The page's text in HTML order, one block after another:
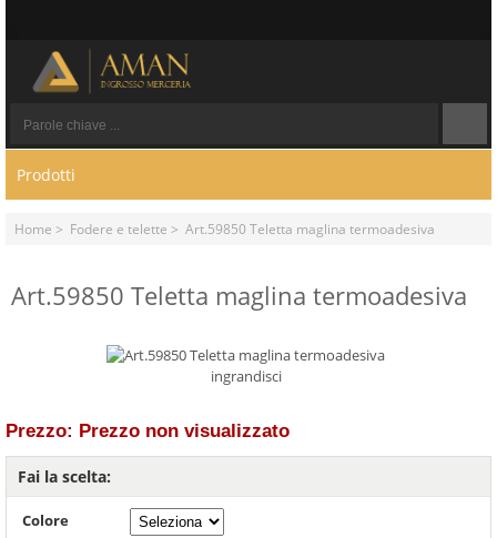
Prodotti
Home > Fodere e telette > Art.59850 Teletta maglina termoadesiva
Art.59850 Teletta maglina termoadesiva
ingrandisci
Prezzo: Prezzo non visualizzato
Fai la scelta:
Colore